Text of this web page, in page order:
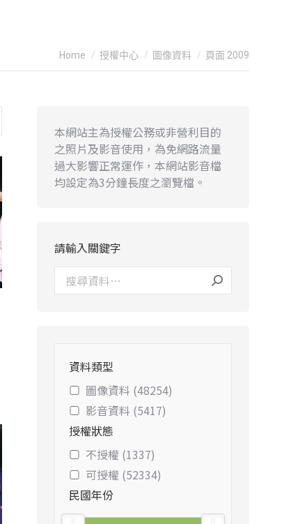
You are here:
Home 授權中心 圖像資料 頁面 2009
本網站主為授權公務或非營利目的
之照片及影音使用，為免網路流量
過大影響正常運作，本網站影音檔
均設定為3分鐘長度之瀏覽檔。
請輸入關鍵字
資料類型
圖像資料 (48254)
影音資料 (5417)
授權狀態
不授權 (1337)
可授權 (52334)
民國年份